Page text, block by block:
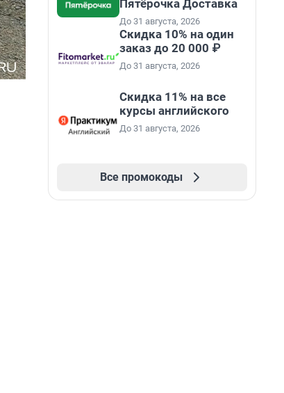
Пятёрочка Доставка
До 31 августа, 2026
Скидка 10% на один
заказ до 20 000 ₽
До 31 августа, 2026
Скидка 11% на все
курсы английского
До 31 августа, 2026
Все промокоды